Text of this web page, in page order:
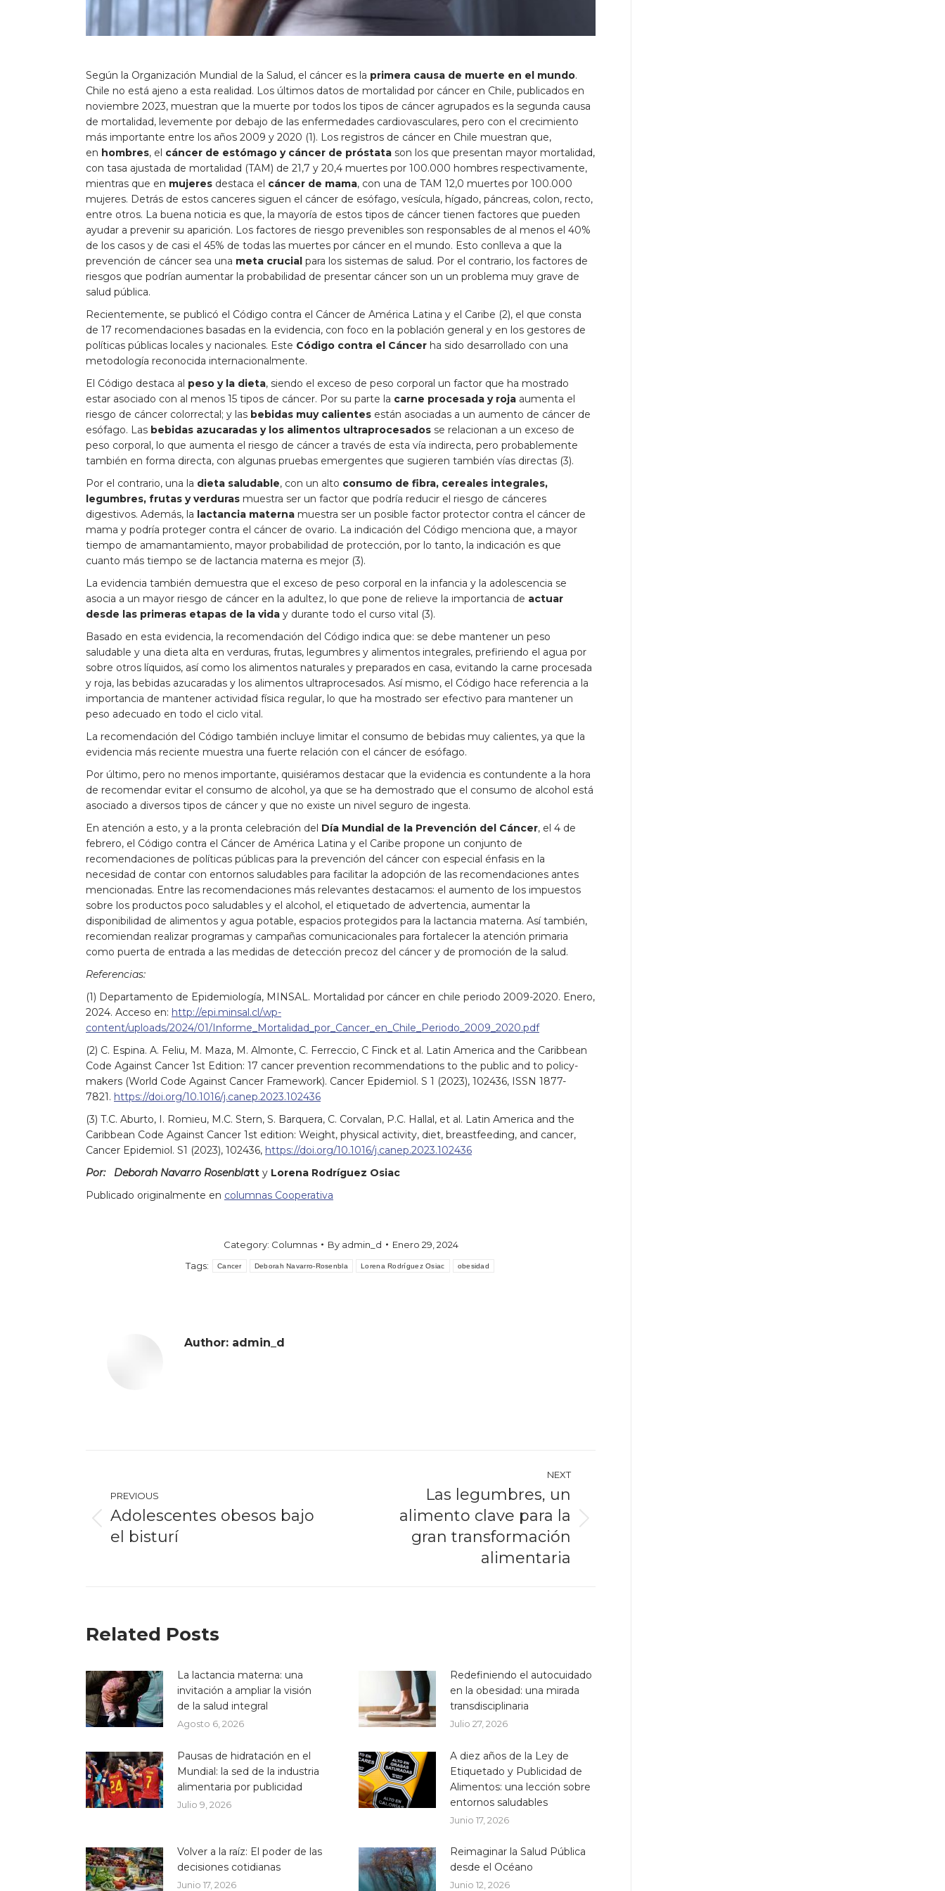
Según la Organización Mundial de la Salud, el cáncer es la primera causa de muerte en el mundo.
Chile no está ajeno a esta realidad. Los últimos datos de mortalidad por cáncer en Chile, publicados en
noviembre 2023, muestran que la muerte por todos los tipos de cáncer agrupados es la segunda causa
de mortalidad, levemente por debajo de las enfermedades cardiovasculares, pero con el crecimiento
más importante entre los años 2009 y 2020 (1). Los registros de cáncer en Chile muestran que,
en hombres, el cáncer de estómago y cáncer de próstata son los que presentan mayor mortalidad,
con tasa ajustada de mortalidad (TAM) de 21,7 y 20,4 muertes por 100.000 hombres respectivamente,
mientras que en mujeres destaca el cáncer de mama, con una de TAM 12,0 muertes por 100.000
mujeres. Detrás de estos canceres siguen el cáncer de esófago, vesícula, hígado, páncreas, colon, recto,
entre otros. La buena noticia es que, la mayoría de estos tipos de cáncer tienen factores que pueden
ayudar a prevenir su aparición. Los factores de riesgo prevenibles son responsables de al menos el 40%
de los casos y de casi el 45% de todas las muertes por cáncer en el mundo. Esto conlleva a que la
prevención de cáncer sea una meta crucial para los sistemas de salud. Por el contrario, los factores de
riesgos que podrían aumentar la probabilidad de presentar cáncer son un un problema muy grave de
salud pública.
Recientemente, se publicó el Código contra el Cáncer de América Latina y el Caribe (2), el que consta
de 17 recomendaciones basadas en la evidencia, con foco en la población general y en los gestores de
políticas públicas locales y nacionales. Este Código contra el Cáncer ha sido desarrollado con una
metodología reconocida internacionalmente.
El Código destaca al peso y la dieta, siendo el exceso de peso corporal un factor que ha mostrado
estar asociado con al menos 15 tipos de cáncer. Por su parte la carne procesada y roja aumenta el
riesgo de cáncer colorrectal; y las bebidas muy calientes están asociadas a un aumento de cáncer de
esófago. Las bebidas azucaradas y los alimentos ultraprocesados se relacionan a un exceso de
peso corporal, lo que aumenta el riesgo de cáncer a través de esta vía indirecta, pero probablemente
también en forma directa, con algunas pruebas emergentes que sugieren también vías directas (3).
Por el contrario, una la dieta saludable, con un alto consumo de fibra, cereales integrales,
legumbres, frutas y verduras muestra ser un factor que podría reducir el riesgo de cánceres
digestivos. Además, la lactancia materna muestra ser un posible factor protector contra el cáncer de
mama y podría proteger contra el cáncer de ovario. La indicación del Código menciona que, a mayor
tiempo de amamantamiento, mayor probabilidad de protección, por lo tanto, la indicación es que
cuanto más tiempo se de lactancia materna es mejor (3).
La evidencia también demuestra que el exceso de peso corporal en la infancia y la adolescencia se
asocia a un mayor riesgo de cáncer en la adultez, lo que pone de relieve la importancia de actuar
desde las primeras etapas de la vida y durante todo el curso vital (3).
Basado en esta evidencia, la recomendación del Código indica que: se debe mantener un peso
saludable y una dieta alta en verduras, frutas, legumbres y alimentos integrales, prefiriendo el agua por
sobre otros líquidos, así como los alimentos naturales y preparados en casa, evitando la carne procesada
y roja, las bebidas azucaradas y los alimentos ultraprocesados. Así mismo, el Código hace referencia a la
importancia de mantener actividad física regular, lo que ha mostrado ser efectivo para mantener un
peso adecuado en todo el ciclo vital.
La recomendación del Código también incluye limitar el consumo de bebidas muy calientes, ya que la
evidencia más reciente muestra una fuerte relación con el cáncer de esófago.
Por último, pero no menos importante, quisiéramos destacar que la evidencia es contundente a la hora
de recomendar evitar el consumo de alcohol, ya que se ha demostrado que el consumo de alcohol está
asociado a diversos tipos de cáncer y que no existe un nivel seguro de ingesta.
En atención a esto, y a la pronta celebración del Día Mundial de la Prevención del Cáncer, el 4 de
febrero, el Código contra el Cáncer de América Latina y el Caribe propone un conjunto de
recomendaciones de políticas públicas para la prevención del cáncer con especial énfasis en la
necesidad de contar con entornos saludables para facilitar la adopción de las recomendaciones antes
mencionadas. Entre las recomendaciones más relevantes destacamos: el aumento de los impuestos
sobre los productos poco saludables y el alcohol, el etiquetado de advertencia, aumentar la
disponibilidad de alimentos y agua potable, espacios protegidos para la lactancia materna. Así también,
recomiendan realizar programas y campañas comunicacionales para fortalecer la atención primaria
como puerta de entrada a las medidas de detección precoz del cáncer y de promoción de la salud.
Referencias:
(1) Departamento de Epidemiología, MINSAL. Mortalidad por cáncer en chile periodo 2009-2020. Enero,
2024. Acceso en: http://epi.minsal.cl/wp-
content/uploads/2024/01/Informe_Mortalidad_por_Cancer_en_Chile_Periodo_2009_2020.pdf
(2) C. Espina. A. Feliu, M. Maza, M. Almonte, C. Ferreccio, C Finck et al. Latin America and the Caribbean
Code Against Cancer 1st Edition: 17 cancer prevention recommendations to the public and to policy-
makers (World Code Against Cancer Framework). Cancer Epidemiol. S 1 (2023), 102436, ISSN 1877-
7821. https://doi.org/10.1016/j.canep.2023.102436
(3) T.C. Aburto, I. Romieu, M.C. Stern, S. Barquera, C. Corvalan, P.C. Hallal, et al. Latin America and the
Caribbean Code Against Cancer 1st edition: Weight, physical activity, diet, breastfeeding, and cancer,
Cancer Epidemiol. S1 (2023), 102436, https://doi.org/10.1016/j.canep.2023.102436
Por:
Deborah Navarro Rosenblatt y Lorena Rodríguez Osiac
Publicado originalmente en columnas Cooperativa
Category: Columnas By admin_d
Enero 29, 2024
Tags:
Cancer Deborah Navarro-Rosenbla Lorena Rodríguez Osiac obesidad
Author: admin_d
navigation
PREVIOUS
post:
Adolescentes obesos bajo
el bisturí
NEXT
Las legumbres, un
alimento clave para la
gran transformación
alimentaria
Related Posts
La lactancia materna: una
invitación a ampliar la visión
de la salud integral
Agosto 6, 2026
Redefiniendo el autocuidado
en la obesidad: una mirada
transdisciplinaria
Julio 27, 2026
Pausas de hidratación en el
Mundial: la sed de la industria
alimentaria por publicidad
Julio 9, 2026
A diez años de la Ley de
Etiquetado y Publicidad de
Alimentos: una lección sobre
entornos saludables
Junio 17, 2026
Volver a la raíz: El poder de las
decisiones cotidianas
Junio 17, 2026
Reimaginar la Salud Pública
desde el Océano
Junio 12, 2026